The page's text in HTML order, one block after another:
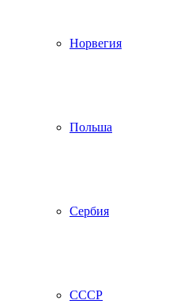
Норвегия
Польша
Сербия
СССР